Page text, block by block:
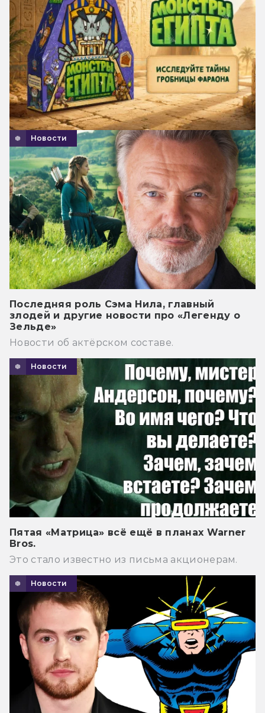
Новости
Последняя роль Сэма Нила, главный
злодей и другие новости про «Легенду о
Зельде»
Новости об актёрском составе.
Новости
Пятая «Матрица» всё ещё в планах Warner
Bros.
Это стало известно из письма акционерам.
Новости